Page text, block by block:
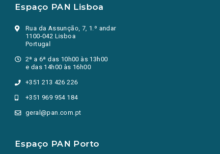
Espaço PAN Lisboa
Rua da Assunção, 7, 1.º andar
1100-042 Lisboa
Portugal
2ª a 6ª das 10h00 às 13h00
e das 14h00 às 16h00
+351 213 426 226
+351 969 954 184
geral@pan.com.pt
Espaço PAN Porto